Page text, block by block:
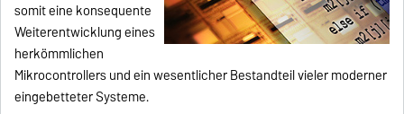
somit eine konsequente
Weiterentwicklung eines
herkömmlichen
Mikrocontrollers und ein wesentlicher Bestandteil vieler moderner
eingebetteter Systeme.